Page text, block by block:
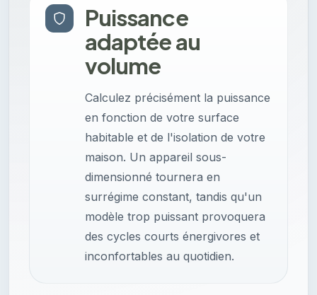
Puissance
adaptée au
volume
Calculez précisément la puissance
en fonction de votre surface
habitable et de l'isolation de votre
maison. Un appareil sous-
dimensionné tournera en
surrégime constant, tandis qu'un
modèle trop puissant provoquera
des cycles courts énergivores et
inconfortables au quotidien.